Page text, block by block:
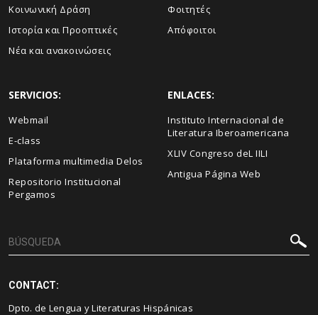
Κοινωνική Δράση
Ιστορία και Προοπτικές
Νέα και ανακοινώσεις
Φοιτητές
Απόφοιτοι
SERVICIOS:
Webmail
E-class
Plataforma multimedia Delos
Repositorio Institucional
Pergamos
ENLACES:
Instituto Internacional de
Literatura Iberoamericana
XLIV Congreso deL IILI
Antigua Página Web
CONTACT:
Dpto. de Lengua y Literaturas Hispánicas